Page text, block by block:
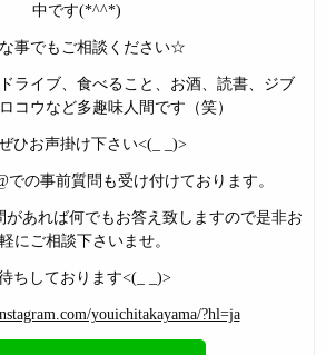
中です(*^^*)
事でもご相談ください☆
ライブ、食べること、お酒、読書、ジブ
コウなど多趣味人間です（笑）
ひお声掛け下さい<(_ _)>
での事前質問も受け付けております。
があれば何でもお答え致しますので是非お
にご相談下さいませ。
ちしております<(_ _)>
youichitakayama/?hl=ja